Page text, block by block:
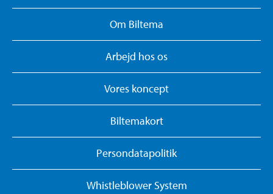
Om Biltema
Arbejd hos os
Vores koncept
Biltemakort
Persondatapolitik
Whistleblower System